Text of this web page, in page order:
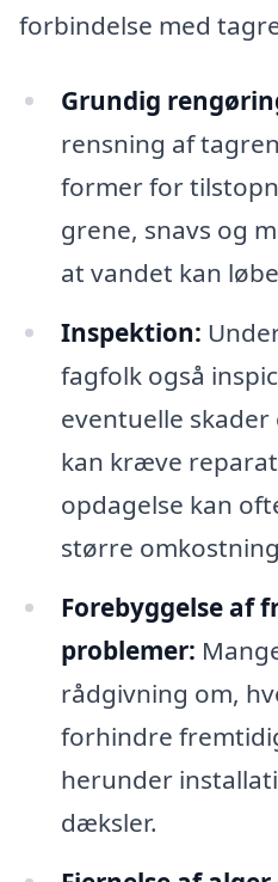
forbindelse med
Grundig
rensning af
former for
grene, snavs og
at vandet kan
Inspektion:
fagfolk også
eventuelle
kan kræve
opdagelse kan
større
Forebyggelse af
problemer:
rådgivning om,
forhindre
herunder
dæksler.